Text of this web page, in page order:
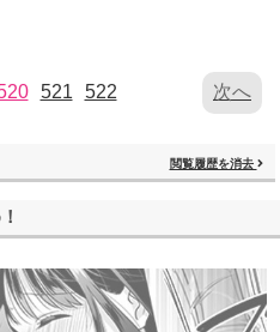
521 522 次へ
閲覧履歴を消去